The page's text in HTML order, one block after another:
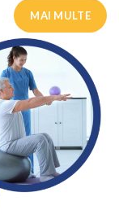
MAI MULTE